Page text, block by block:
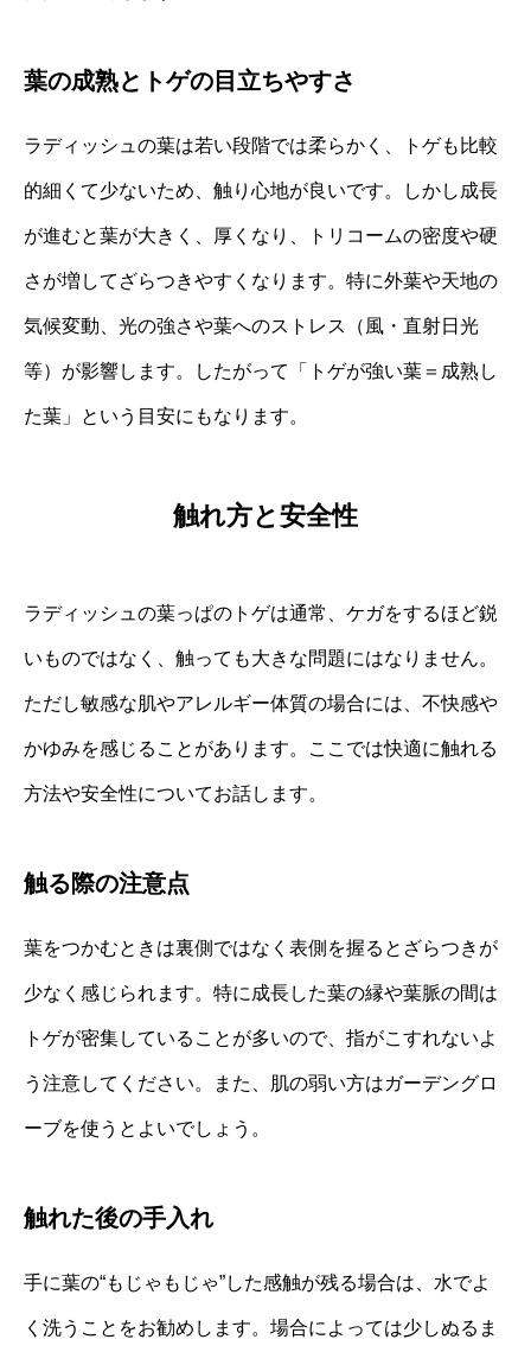
葉の成熟とトゲの目立ちやすさ
ラディッシュの葉は若い段階では柔らかく、トゲも比較
的細くて少ないため、触り心地が良いです。しかし成長
が進むと葉が大きく、厚くなり、トリコームの密度や硬
さが増してざらつきやすくなります。特に外葉や天地の
気候変動、光の強さや葉へのストレス（風・直射日光
等）が影響します。したがって「トゲが強い葉＝成熟し
た葉」という目安にもなります。
触れ方と安全性
ラディッシュの葉っぱのトゲは通常、ケガをするほど鋭
いものではなく、触っても大きな問題にはなりません。
ただし敏感な肌やアレルギー体質の場合には、不快感や
かゆみを感じることがあります。ここでは快適に触れる
方法や安全性についてお話します。
触る際の注意点
葉をつかむときは裏側ではなく表側を握るとざらつきが
少なく感じられます。特に成長した葉の縁や葉脈の間は
トゲが密集していることが多いので、指がこすれないよ
う注意してください。また、肌の弱い方はガーデングロ
ーブを使うとよいでしょう。
触れた後の手入れ
手に葉の“もじゃもじゃ”した感触が残る場合は、水でよ
く洗うことをお勧めします。場合によっては少しぬるま